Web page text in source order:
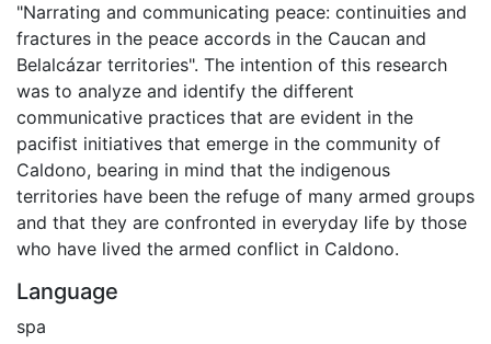
"Narrating and communicating peace: continuities and
fractures in the peace accords in the Caucan and
Belalcázar territories". The intention of this research
was to analyze and identify the different
communicative practices that are evident in the
pacifist initiatives that emerge in the community of
Caldono, bearing in mind that the indigenous
territories have been the refuge of many armed groups
and that they are confronted in everyday life by those
who have lived the armed conflict in Caldono.
Language
spa